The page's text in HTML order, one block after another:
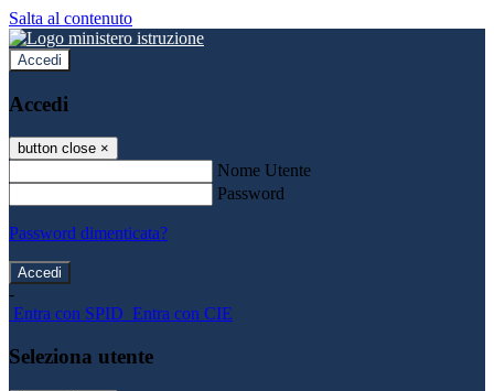
Salta al contenuto
Accedi
Accedi
button close ×
Nome Utente
Password
Password dimenticata?
-
Entra con SPID Entra con CIE
Seleziona utente